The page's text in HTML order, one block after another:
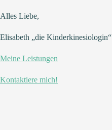
Alles Liebe,
Elisabeth „die Kinderkinesiologin“
Meine Leistungen
Kontaktiere mich!